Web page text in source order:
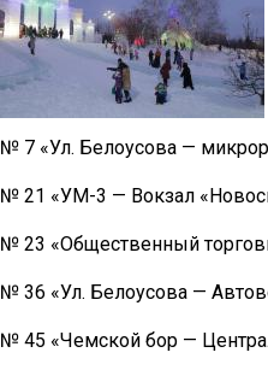
№ 7 «Ул. Белоусова —
№ 21 «УМ-3 — Вокзал
№ 23 «Общественный
№ 36 «Ул. Белоусова —
№ 45 «Чемской бор —